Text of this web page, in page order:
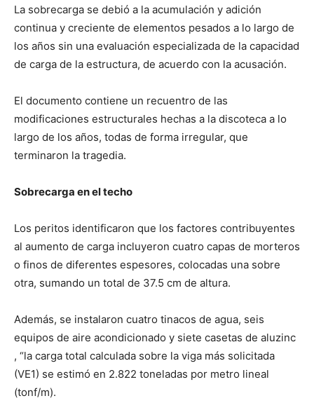
La sobrecarga se debió a la acumulación y adición
continua y creciente de elementos pesados a lo largo de
los años sin una evaluación especializada de la capacidad
de carga de la estructura, de acuerdo con la acusación.
El documento contiene un recuentro de las
modificaciones estructurales hechas a la discoteca a lo
largo de los años, todas de forma irregular, que
terminaron la tragedia.
Sobrecarga en el techo
Los peritos identificaron que los factores contribuyentes
al aumento de carga incluyeron cuatro capas de morteros
o finos de diferentes espesores, colocadas una sobre
otra, sumando un total de 37.5 cm de altura.
Además, se instalaron cuatro tinacos de agua, seis
equipos de aire acondicionado y siete casetas de aluzinc
, “la carga total calculada sobre la viga más solicitada
(VE1) se estimó en 2.822 toneladas por metro lineal
(tonf/m).